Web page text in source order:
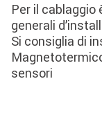
Per il
generali
Si consiglia di
sensori